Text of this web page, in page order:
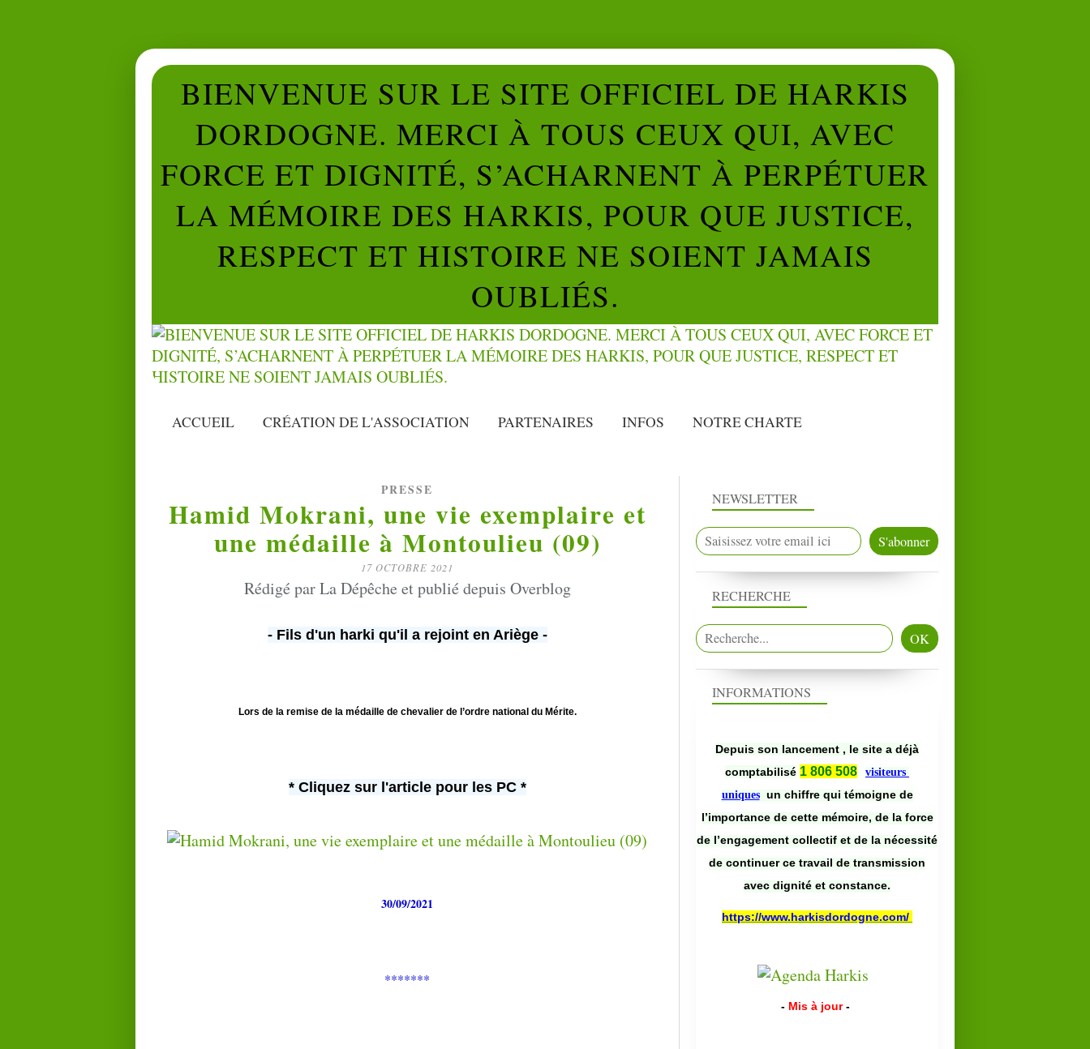
BIENVENUE SUR LE SITE OFFICIEL DE HARKIS
DORDOGNE. MERCI À TOUS CEUX QUI, AVEC
FORCE ET DIGNITÉ, S’ACHARNENT À PERPÉTUER
LA MÉMOIRE DES HARKIS, POUR QUE JUSTICE,
RESPECT ET HISTOIRE NE SOIENT JAMAIS
OUBLIÉS.
ACCUEIL CRÉATION DE L'ASSOCIATION PARTENAIRES INFOS NOTRE CHARTE
PRESSE
Hamid Mokrani, une vie exemplaire et
une médaille à Montoulieu (09)
17 OCTOBRE 2021
Rédigé par La Dépêche et publié depuis Overblog
- Fils d'un harki qu'il a rejoint en Ariège -
Lors de la remise de la médaille de chevalier de l’ordre national du Mérite.
* Cliquez sur l'article pour les PC *
30/09/2021
*******
NEWSLETTER
RECHERCHE
INFORMATIONS
Depuis son lancement , le site a déjà
comptabilisé 1 806 508
visiteurs
uniques un chiffre qui témoigne de
l’importance de cette mémoire, de la force
de l’engagement collectif et de la nécessité
de continuer ce travail de transmission
avec dignité et constance.
https://www.harkisdordogne.com/
- Mis à jour -